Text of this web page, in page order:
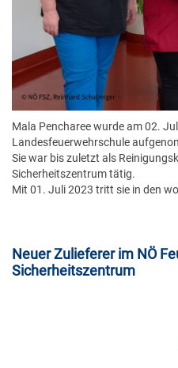
Mala Pencharee wurde am 02.
Landesfeuerwehrschule
Sie war bis zuletzt als
Sicherheitszentrum tätig.
Mit 01. Juli 2023 tritt sie in den
Neuer Zulieferer im NÖ
Sicherheitszentrum